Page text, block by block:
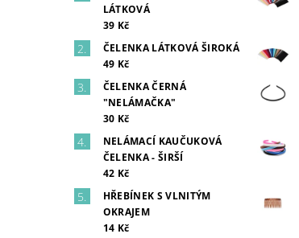
LÁTKOVÁ
39 Kč
ČELENKA LÁTKOVÁ ŠIROKÁ
49 Kč
ČELENKA ČERNÁ
"NELÁMAČKA"
30 Kč
NELÁMACÍ KAUČUKOVÁ
ČELENKA - ŠIRŠÍ
42 Kč
HŘEBÍNEK S VLNITÝM
OKRAJEM
14 Kč